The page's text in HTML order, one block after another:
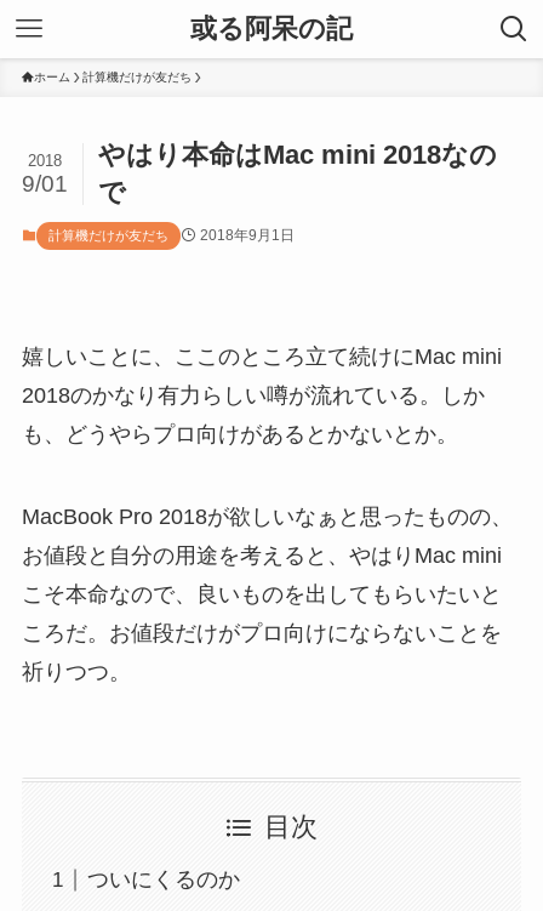
或る阿呆の記
ホーム 計算機だけが友だち
やはり本命はMac mini 2018なの
で
2018
9/01
計算機だけが友だち 2018年9月1日
嬉しいことに、ここのところ立て続けにMac mini
2018のかなり有力らしい噂が流れている。しか
も、どうやらプロ向けがあるとかないとか。
MacBook Pro 2018が欲しいなぁと思ったものの、
お値段と自分の用途を考えると、やはりMac mini
こそ本命なので、良いものを出してもらいたいと
ころだ。お値段だけがプロ向けにならないことを
祈りつつ。
目次
ついにくるのか